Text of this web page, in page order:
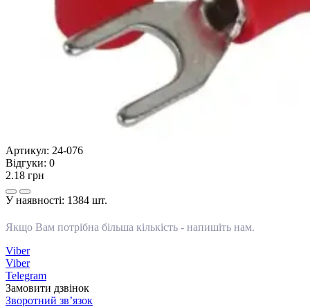
Артикул: 24-076
Відгуки: 0
2.18 грн
У наявності: 1384 шт.
Якщо Вам потрібна більша кількість - напишіть нам.
Viber
Viber
Telegram
Замовити дзвінок
Зворотний зв’язок